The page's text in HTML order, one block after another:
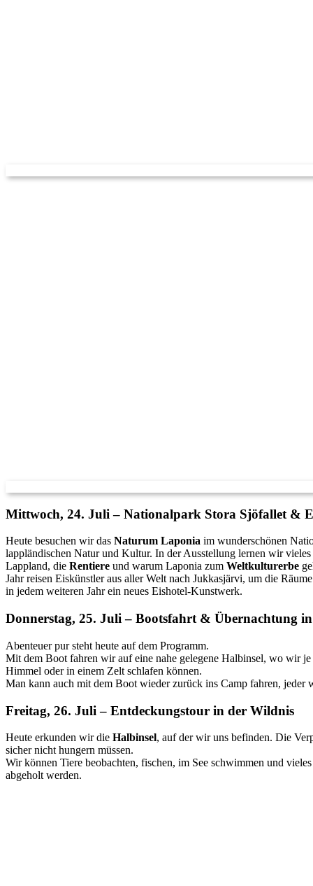
Mittwoch, 24. Juli – Nationalpark Stora Sjöfallet &
Heute besuchen wir das Naturum Laponia im wunderschönen
lappländischen Natur und Kultur. In der Ausstellung lernen wir
Lappland, die Rentiere und warum Laponia zum Weltkulturerbe
Jahr reisen Eiskünstler aus aller Welt nach Jukkasjärvi, um die
in jedem weiteren Jahr ein neues Eishotel-Kunstwerk.
Donnerstag, 25. Juli – Bootsfahrt & Übernachtung
Abenteuer pur steht heute auf dem Programm.
Mit dem Boot fahren wir auf eine nahe gelegene Halbinsel, wo wir
Himmel oder in einem Zelt schlafen können.
Man kann auch mit dem Boot wieder zurück ins Camp fahren, jeder
Freitag, 26. Juli – Entdeckungstour in der Wildnis
Heute erkunden wir die Halbinsel, auf der wir uns befinden. Die
sicher nicht hungern müssen.
Wir können Tiere beobachten, fischen, im See schwimmen und
abgeholt werden.